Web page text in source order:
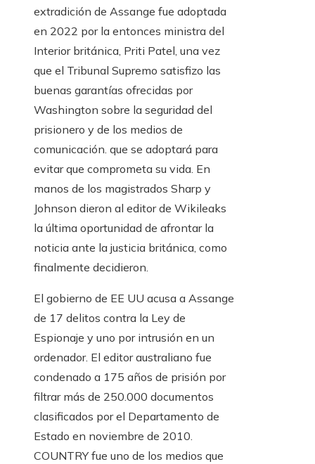
extradición de Assange fue adoptada
en 2022 por la entonces ministra del
Interior británica, Priti Patel, una vez
que el Tribunal Supremo satisfizo las
buenas garantías ofrecidas por
Washington sobre la seguridad del
prisionero y de los medios de
comunicación. que se adoptará para
evitar que comprometa su vida. En
manos de los magistrados Sharp y
Johnson dieron al editor de Wikileaks
la última oportunidad de afrontar la
noticia ante la justicia británica, como
finalmente decidieron.
El gobierno de EE UU acusa a Assange
de 17 delitos contra la Ley de
Espionaje y uno por intrusión en un
ordenador. El editor australiano fue
condenado a 175 años de prisión por
filtrar más de 250.000 documentos
clasificados por el Departamento de
Estado en noviembre de 2010.
COUNTRY fue uno de los medios que